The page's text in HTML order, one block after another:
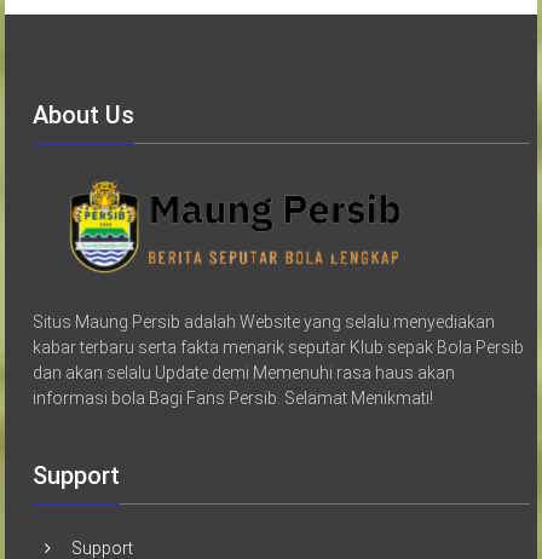
About Us
Situs Maung Persib adalah Website yang selalu menyediakan
kabar terbaru serta fakta menarik seputar Klub sepak Bola Persib
dan akan selalu Update demi Memenuhi rasa haus akan
informasi bola Bagi Fans Persib. Selamat Menikmati!
Support
Support